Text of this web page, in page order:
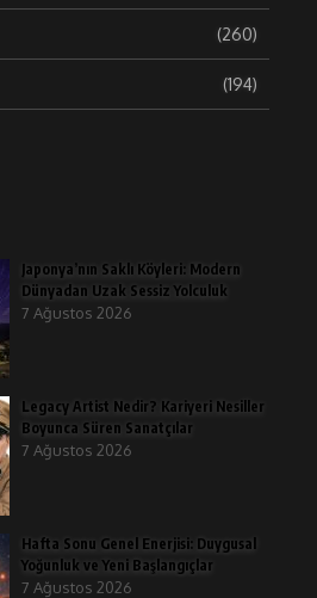
(260)
(194)
Japonya’nın Saklı Köyleri: Modern
Dünyadan Uzak Sessiz Yolculuk
7 Ağustos 2026
Legacy Artist Nedir? Kariyeri Nesiller
Boyunca Süren Sanatçılar
7 Ağustos 2026
Hafta Sonu Genel Enerjisi: Duygusal
Yoğunluk ve Yeni Başlangıçlar
7 Ağustos 2026